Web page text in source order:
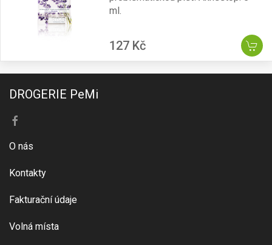
ml.
127 Kč
DROGERIE PeMi
O nás
Kontakty
Fakturační údaje
Volná místa